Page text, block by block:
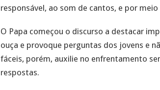
responsável, ao som de cantos, e por
O Papa começou o discurso a destacar
ouça e provoque perguntas dos jovens e
fáceis, porém, auxilie no enfrentamento
respostas.